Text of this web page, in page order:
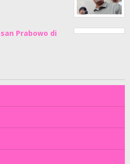
Prabowo di